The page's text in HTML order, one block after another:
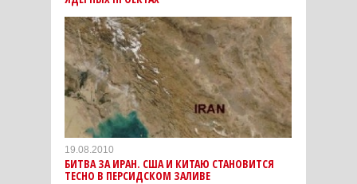
19.08.2010
БИТВА ЗА ИРАН. США И КИТАЮ СТАНОВИТСЯ
ТЕСНО В ПЕРСИДСКОМ ЗАЛИВЕ